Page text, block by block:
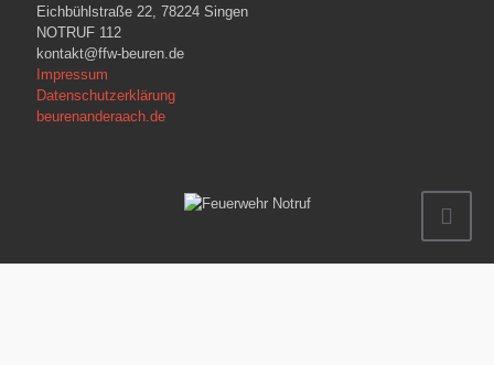
Eichbühlstraße 22, 78224 Singen
NOTRUF 112
kontakt@ffw-beuren.de
Impressum
Datenschutzerklärung
beurenanderaach.de